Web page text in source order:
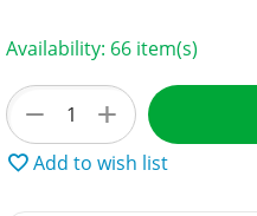
Availability: 66 item(s)
+
−
Add to wish list